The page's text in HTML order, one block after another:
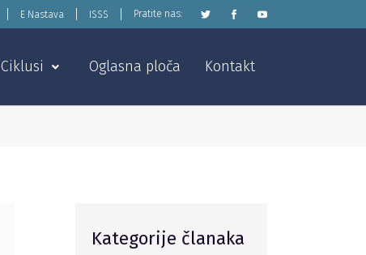
E Nastava ISSS Pratite nas:
Ciklusi Oglasna ploča Kontakt
Kategorije članaka